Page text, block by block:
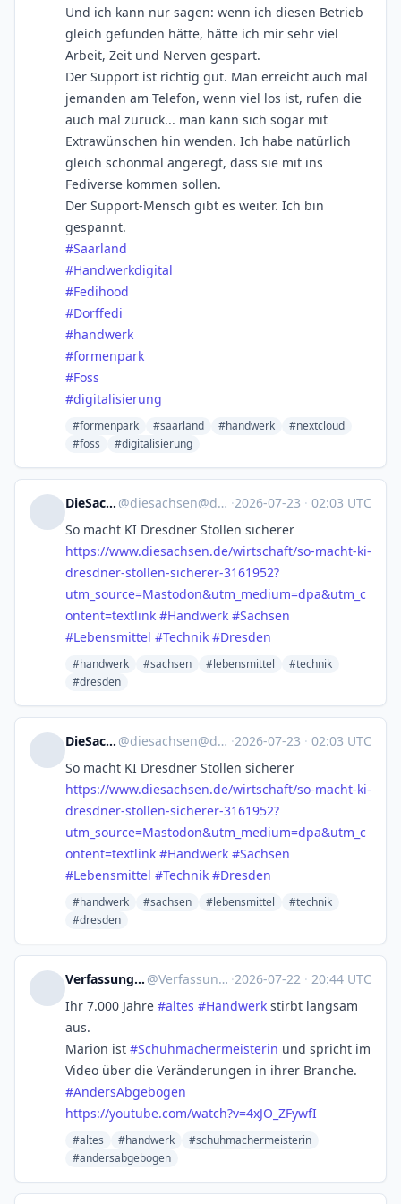
Und ich kann nur sagen: wenn ich diesen Betrieb
gleich gefunden hätte, hätte ich mir sehr viel
Arbeit, Zeit und Nerven gespart.
Der Support ist richtig gut. Man erreicht auch mal
jemanden am Telefon, wenn viel los ist, rufen die
auch mal zurück... man kann sich sogar mit
Extrawünschen hin wenden. Ich habe natürlich
gleich schonmal angeregt, dass sie mit ins
Fediverse kommen sollen.
Der Support-Mensch gibt es weiter. Ich bin
gespannt.
#Saarland
#Handwerkdigital
#Fedihood
#Dorffedi
#handwerk
#formenpark
#Foss
#digitalisierung
#formenpark #saarland #handwerk
#nextcloud
#foss
#digitalisierung
DieSachsen @diesachsen@dju.social ·2026-07-23 · 02:03 UTC
So macht KI Dresdner Stollen sicherer
https://www.diesachsen.de/wirtschaft/so-macht-ki-
dresdner-stollen-sicherer-3161952?
utm_source=Mastodon&utm_medium=dpa&utm_c
ontent=textlink #Handwerk #Sachsen
#Lebensmittel #Technik #Dresden
#handwerk #sachsen #lebensmittel
#technik
#dresden
DieSachsen @diesachsen@dju.social ·2026-07-23 · 02:03 UTC
So macht KI Dresdner Stollen sicherer
https://www.diesachsen.de/wirtschaft/so-macht-ki-
dresdner-stollen-sicherer-3161952?
utm_source=Mastodon&utm_medium=dpa&utm_c
ontent=textlink #Handwerk #Sachsen
#Lebensmittel #Technik #Dresden
#handwerk #sachsen #lebensmittel
#technik
#dresden
Verfassungklage@troet.cafe @Verfassungklage@troet.cafe ·2026-07-22 · 20:44 UTC
Ihr 7.000 Jahre #altes #Handwerk stirbt langsam
aus.
Marion ist #Schuhmachermeisterin und spricht im
Video über die Veränderungen in ihrer Branche.
#AndersAbgebogen
https://youtube.com/watch?v=4xJO_ZFywfI
#altes #handwerk
#schuhmachermeisterin
#andersabgebogen